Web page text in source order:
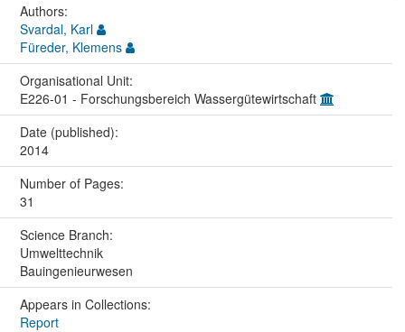
Authors:
Svardal, Karl
Füreder, Klemens
Organisational Unit:
E226-01 - Forschungsbereich Wassergütewirtschaft
Date (published):
2014
Number of Pages:
31
Science Branch:
Umwelttechnik
Bauingenieurwesen
Appears in Collections:
Report